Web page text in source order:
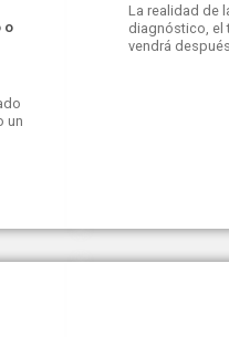
o
un
La realidad de
diagnóstico, el
vendrá